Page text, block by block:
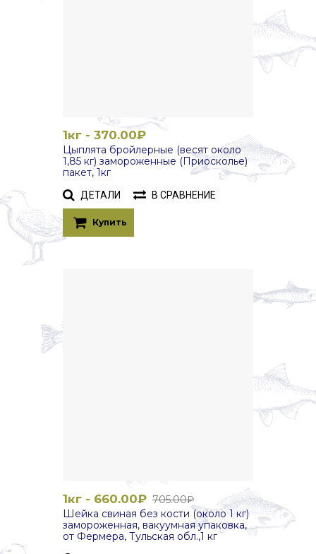
1кг - 370.00₽
Цыплята бройлерные (весят около
1,85 кг) замороженные (Приосколье)
пакет, 1кг
ДЕТАЛИ В СРАВНЕНИЕ
Купить
1кг - 660.00₽ 705.00₽
Шейка свиная без кости (около 1 кг)
замороженная, вакуумная упаковка,
от Фермера, Тульская обл.,1 кг